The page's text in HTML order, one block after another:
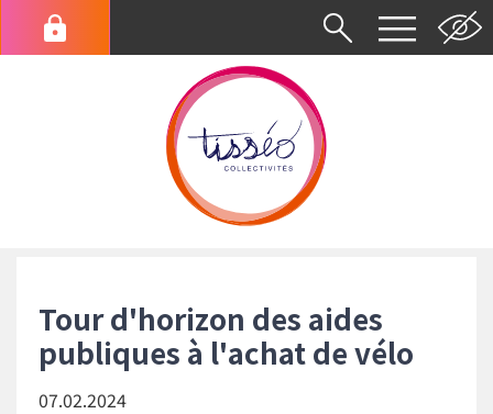
contenu
Menu
du
d'Ariane
Tour d'horizon des aides
publiques à l'achat de vélo
07.02.2024